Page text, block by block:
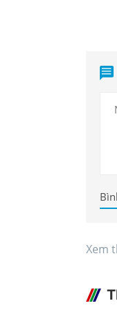
Xem